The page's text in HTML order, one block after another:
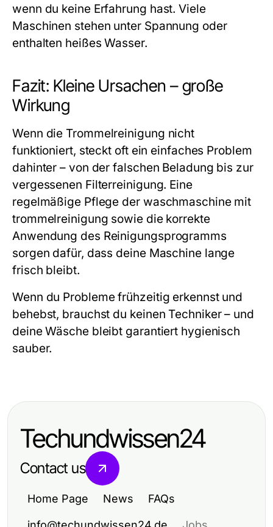
wenn du keine Erfahrung hast. Viele
Maschinen stehen unter Spannung oder
enthalten heißes Wasser.
Fazit: Kleine Ursachen – große
Wirkung
Wenn die Trommelreinigung nicht
funktioniert, steckt oft ein einfaches Problem
dahinter – von der falschen Beladung bis zur
vergessenen Filterreinigung. Eine
regelmäßige Pflege der waschmaschine mit
trommelreinigung sowie die korrekte
Anwendung des Reinigungsprogramms
sorgen dafür, dass deine Maschine lange
frisch bleibt.
Wenn du Probleme frühzeitig erkennst und
behebst, brauchst du keinen Techniker – und
deine Wäsche bleibt garantiert hygienisch
sauber.
Techundwissen24
Contact us
Home Page News FAQs